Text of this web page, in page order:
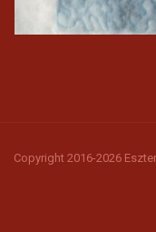
Copyright 2016-2026